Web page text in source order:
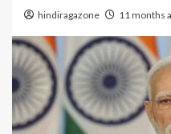
hindiragazone 11 months